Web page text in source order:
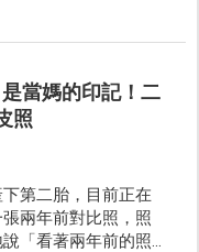
當媽的印記！二
照
第二胎，目前正在
兩年前對比照，照
「看著兩年前的照